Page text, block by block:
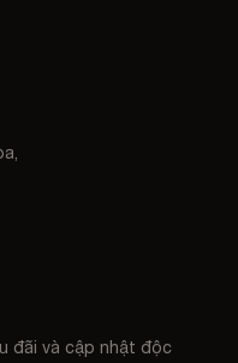
đãi và cập nhật độc